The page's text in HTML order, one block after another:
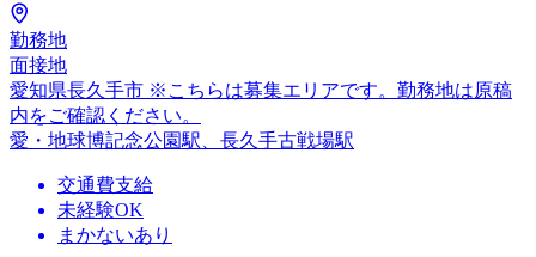
勤務地
面接地
愛知県長久手市 ※こちらは募集エリアです。勤務地は原稿
内をご確認ください。
愛・地球博記念公園駅、長久手古戦場駅
交通費支給
未経験OK
まかないあり